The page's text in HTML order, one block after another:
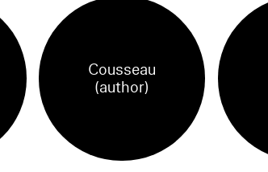
Cousseau
(author)